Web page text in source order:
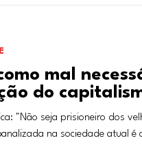
mal
do
"Não seja prisioneiro dos
na sociedade atual é